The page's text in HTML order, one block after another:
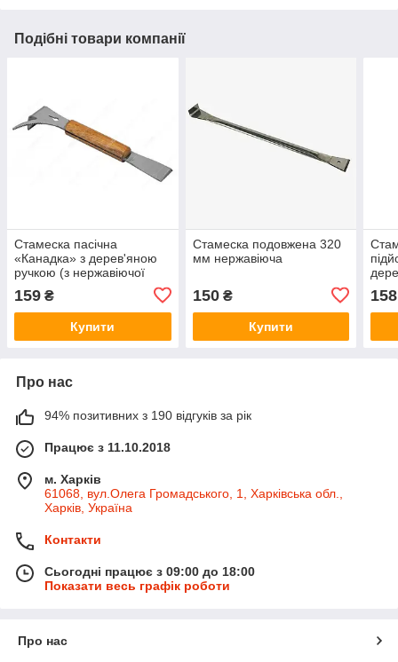
Подібні товари компанії
Стамеска пасічна
«Канадка» з дерев'яною
ручкою (з нержавіючої
159 ₴
Купити
Стамеска подовжена 320
мм нержавіюча
150₴
Купити
158
Про нас
94% позитивних з 190 відгуків за рік
Працює з 11.10.2018
м. Харків
61068, вул.Олега Громадського, 1, Харківська обл.,
Харків, Україна
Контакти
Сьогодні працює з 09:00 до 18:00
Показати весь графік роботи
Про нас